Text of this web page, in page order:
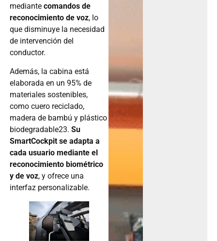
mediante comandos de
reconocimiento de voz, lo
que disminuye la necesidad
de intervención del
conductor.
Además, la cabina está
elaborada en un 95% de
materiales sostenibles,
como cuero reciclado,
madera de bambú y plástico
biodegradable23. Su
SmartCockpit se adapta a
cada usuario mediante el
reconocimiento biométrico
y de voz, y ofrece una
interfaz personalizable.